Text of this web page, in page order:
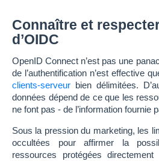
Connaître et
d’OIDC
OpenID Connect n’est pas une
de l’authentification n’est effective
clients-serveur bien délimitées.
données dépend de ce que les
ne font pas - de l’information fournie
Sous la pression du marketing, les
occultées pour affirmer la
ressources protégées